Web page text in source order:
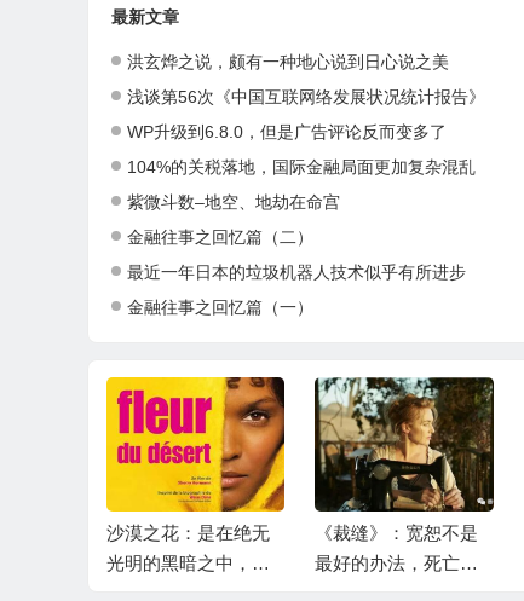
最新文章
洪玄烨之说，颇有一种地心说到日心说之美
浅谈第56次《中国互联网络发展状况统计报告》
WP升级到6.8.0，但是广告评论反而变多了
104%的关税落地，国际金融局面更加复杂混乱
紫微斗数–地空、地劫在命宫
金融往事之回忆篇（二）
最近一年日本的垃圾机器人技术似乎有所进步
金融往事之回忆篇（一）
沙漠之花：是在绝无
光明的黑暗之中，还
《裁缝》：宽恕不是
最好的办法，死亡才